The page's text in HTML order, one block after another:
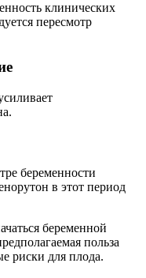
клинических
пересмотр
беременности
в этот период
беременной
польза
риски для плода.